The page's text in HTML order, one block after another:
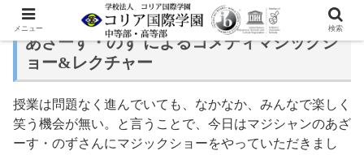
あざーす・のず によるコメディマジックシ
ョー&レクチャー
授業は問題なく進んでいても、なかなか、みんなで楽しく
笑う機会が無い。と言うことで、今日はマジシャンのあざ
ーす・のずさんにマジックショーをやっていただきまし
メニュー 検索